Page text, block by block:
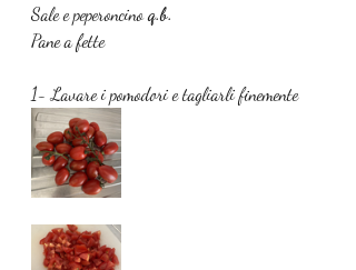
Sale e peperoncino q.b.
Pane a fette
1- Lavare i pomodori e tagliarli finemente